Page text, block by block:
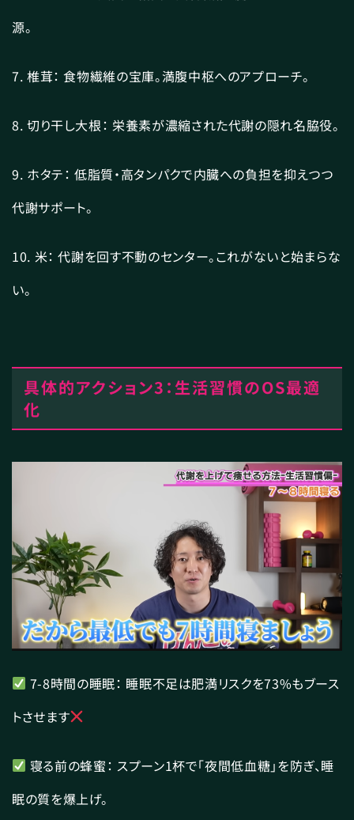
源。
7. 椎茸： 食物繊維の宝庫。満腹中枢へのアプローチ。
8. 切り干し大根： 栄養素が濃縮された代謝の隠れ名脇役。
9. ホタテ： 低脂質・高タンパクで内臓への負担を抑えつつ
代謝サポート。
10. 米： 代謝を回す不動のセンター。これがないと始まらな
い。
具体的アクション3：生活習慣のOS最適
化
7-8時間の睡眠： 睡眠不足は肥満リスクを73%もブース
トさせます
寝る前の蜂蜜： スプーン1杯で「夜間低血糖」を防ぎ、睡
眠の質を爆上げ。